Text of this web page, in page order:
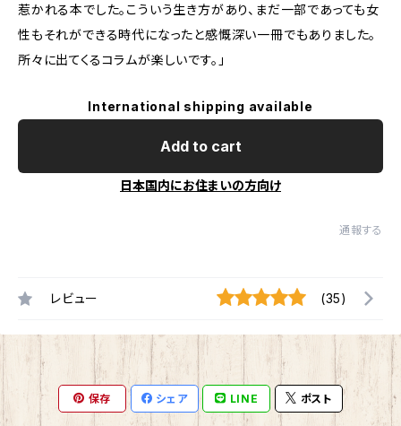
惹かれる本でした。こういう生き方があり、まだ一部であっても女
性もそれができる時代になったと感慨深い一冊でもありました。
所々に出てくるコラムが楽しいです。」
International shipping available
Add to cart
日本国内にお住まいの方向け
通報する
レビュー (35)
保存 シェア LINE ポスト